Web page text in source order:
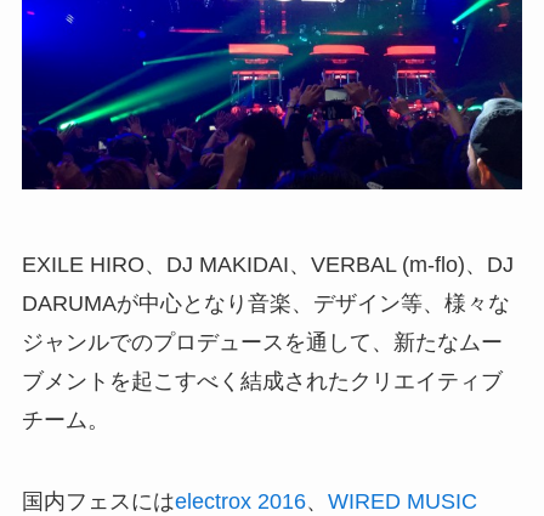
EXILE HIRO、DJ MAKIDAI、VERBAL (m-flo)、DJ
DARUMAが中心となり音楽、デザイン等、様々な
ジャ ンルでのプロデュースを通して、新たなムー
ブメントを起 こすべく結成されたクリエイティブ
チーム。
国内フェスにはelectrox 2016、 WIRED MUSIC